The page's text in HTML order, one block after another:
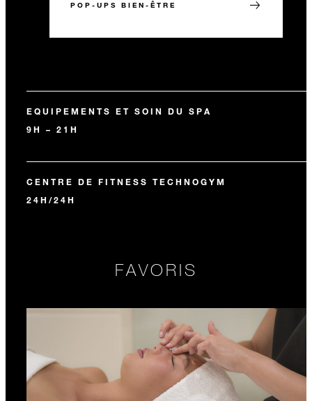
POP-UPS BIEN-ÊTRE
EQUIPEMENTS ET SOIN DU SPA
9H – 21H
CENTRE DE FITNESS TECHNOGYM
24H/24H
FAVORIS